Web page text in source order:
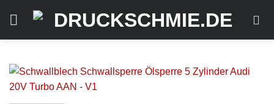
Inhalt
springen